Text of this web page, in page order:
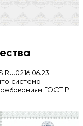
система
ГОСТ Р